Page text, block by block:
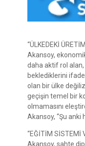
“ÜLKEDEKİ
Akansoy,
daha aktif rol alan,
beklediklerini
olan bir ülke
geçişin temel bir
olmamasını
Akansoy, “Şu anki
“EĞİTİM SİSTEMİ
Akansoy, sahte